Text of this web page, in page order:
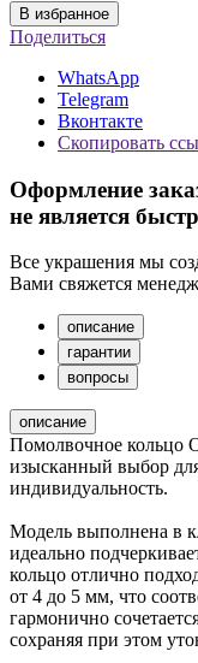
В избранное
Поделиться
WhatsApp
Telegram
Вконтакте
Скопировать
Оформление
не является
Все украшения мы
Вами свяжется
описание
гарантии
вопросы
описание
Помолвочное кольцо
изысканный выбор
индивидуальность.
Модель выполнена в
идеально
кольцо отлично
от 4 до 5 мм, что
гармонично
сохраняя при этом